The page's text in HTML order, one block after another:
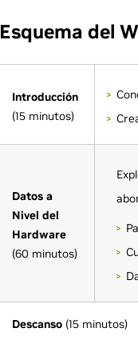
Esquema del
Introducción
(15 minutos)
Datos a
Nivel del
Hardware
(60 minutos)
Descanso (15 minutos)